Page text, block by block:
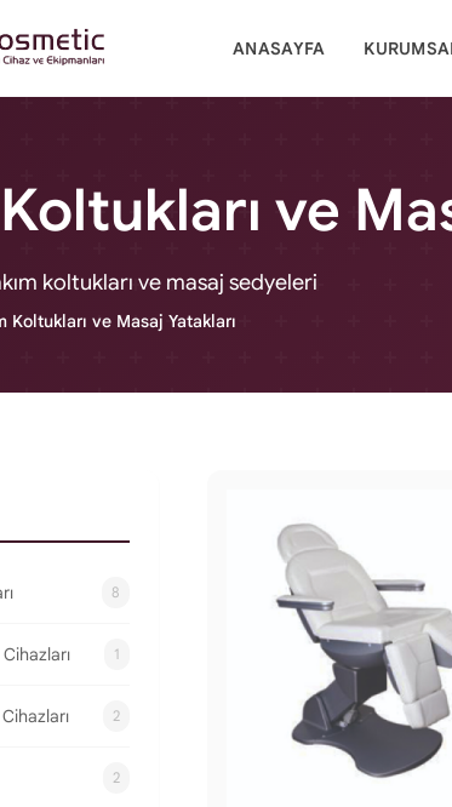
ANASAYFA
ve
koltukları ve masaj sedyeleri
Koltukları ve Masaj Yatakları
8
1
2
2